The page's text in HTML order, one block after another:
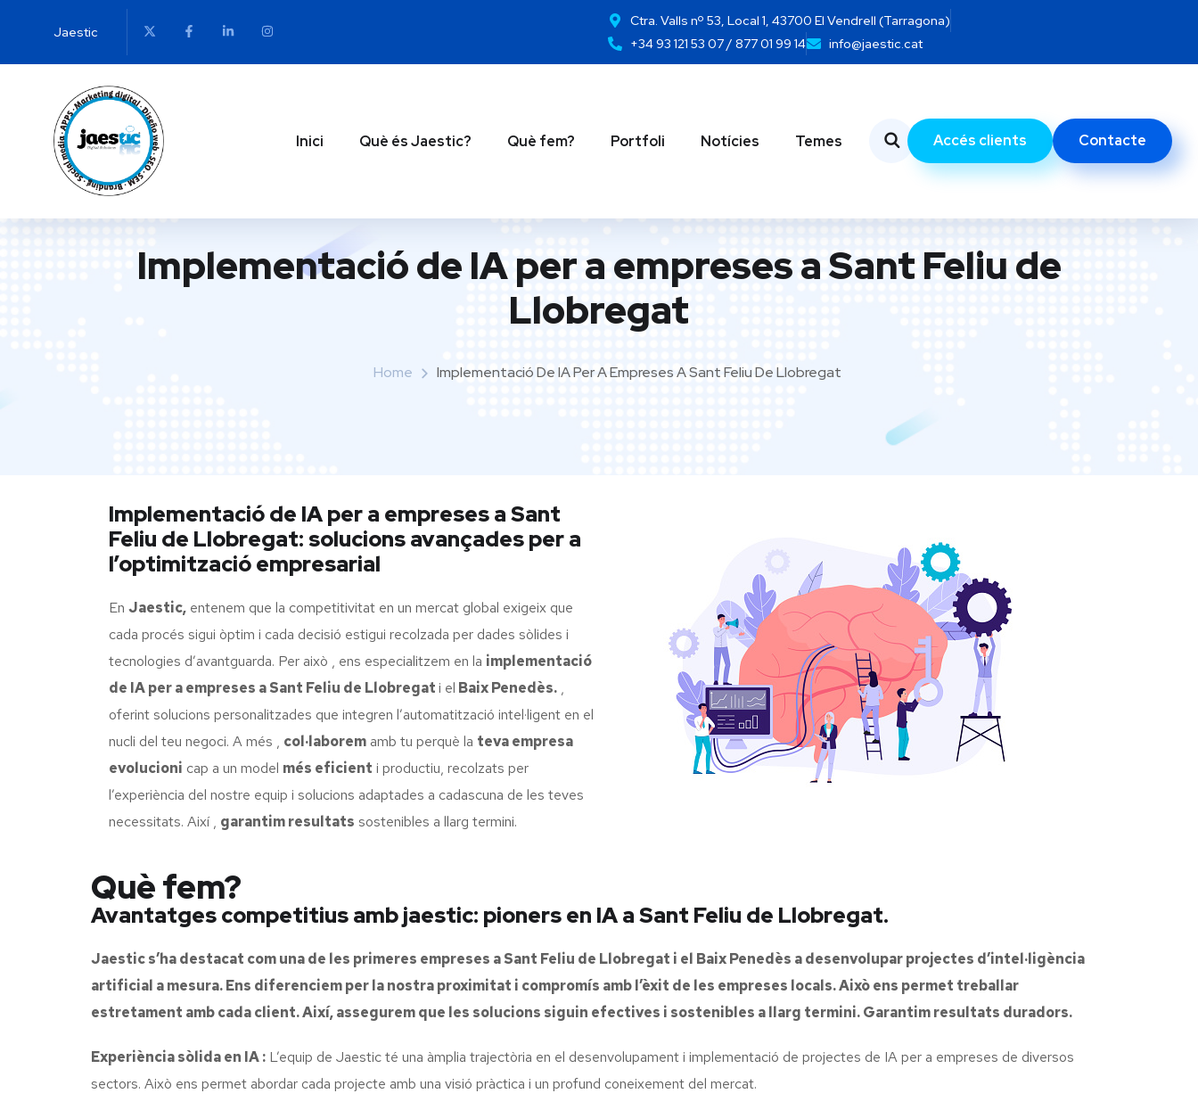
Jaestic
Ctra. Valls nº 53, Local 1, 43700 El Vendrell (Tarragona)
+34 93 121 53 07 / 877 01 99 14
info@jaestic.cat
Inici Què és Jaestic? Què fem? Portfoli Notícies Temes Accés clients Contacte
Implementació de IA per a empreses a Sant Feliu de
Llobregat
Home Implementació De IA Per A Empreses A Sant Feliu De Llobregat
Implementació de IA per a empreses a Sant
Feliu de Llobregat: solucions avançades per a
l’optimització empresarial
En Jaestic, entenem que la competitivitat en un mercat global exigeix que
cada procés sigui òptim i cada decisió estigui recolzada per dades sòlides i
tecnologies d’avantguarda. Per això , ens especialitzem en la implementació
de IA per a empreses a Sant Feliu de Llobregati el Baix Penedès. ,
oferint solucions personalitzades que integren l’automatització intel·ligent en el
nucli del teu negoci. A més , col·laborem amb tu perquè la teva empresa
evolucioni cap a un model més eficient i productiu, recolzats per
l’experiència del nostre equip i solucions adaptades a cadascuna de les teves
necessitats. Així , garantim resultats sostenibles a llarg termini.
Què fem?
Avantatges competitius amb jaestic: pioners en IA a Sant Feliu de Llobregat.
Jaestic s’ha destacat com una de les primeres empreses a Sant Feliu de Llobregat i el Baix Penedès a desenvolupar projectes d’intel·ligència
artificial a mesura. Ens diferenciem per la nostra proximitat i compromís amb l’èxit de les empreses locals. Això ens permet treballar
estretament amb cada client. Així, assegurem que les solucions siguin efectives i sostenibles a llarg termini. Garantim resultats duradors.
Experiència sòlida en IA : L’equip de Jaestic té una àmplia trajectòria en el desenvolupament i implementació de projectes de IA per a empreses de diversos
sectors. Això ens permet abordar cada projecte amb una visió pràctica i un profund coneixement del mercat.